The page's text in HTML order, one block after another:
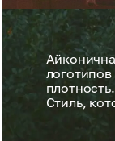
Стиль,